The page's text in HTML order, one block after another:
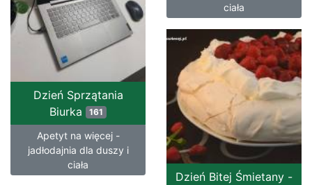
ciała
Dzień Sprzątania
Biurka 161
Apetyt na więcej -
jadłodajnia dla duszy i
ciała
Dzień Bitej Śmietany -